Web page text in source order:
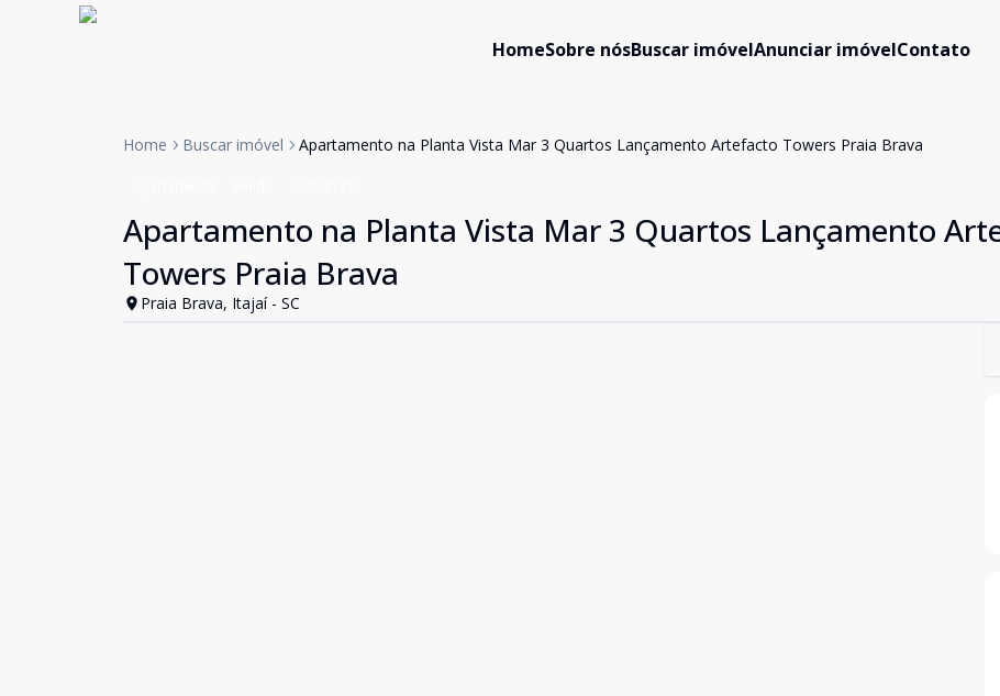
HomeSobre nósBuscar imóvelAnunciar imóvelContato
Home Buscar imóvel Apartamento na Planta Vista Mar 3 Quartos Lançamento Artefacto Towers Praia Brava
Apartamento na Planta Vista Mar 3 Quartos Lançamento
Towers Praia Brava
Praia Brava, Itajaí - SC